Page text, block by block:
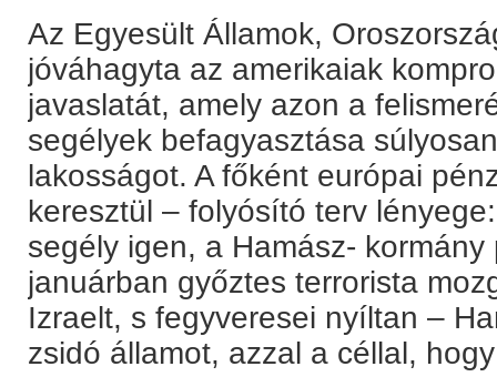
Az Egyesült Államok,
jóváhagyta az amerikaiak
javaslatát, amely azon a
segélyek befagyasztása
lakosságot. A főként európai
keresztül – folyósító terv
segély igen, a Hamász-
januárban győztes terrorista
Izraelt, s fegyveresei nyíltan –
zsidó államot, azzal a céllal,